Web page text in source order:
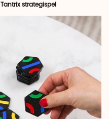
Tantrix strategispel